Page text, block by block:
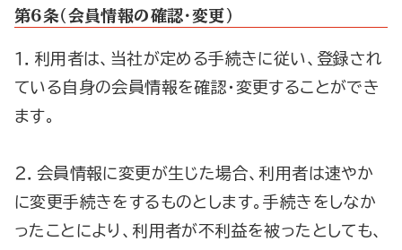
第６条（会員情報の確認・変更）
１．利用者は、当社が定める手続きに従い、登録され
ている自身の会員情報を確認・変更することができ
ます。
２．会員情報に変更が生じた場合、利用者は速やか
に変更手続きをするものとします。手続きをしなか
ったことにより、利用者が不利益を被ったとしても、